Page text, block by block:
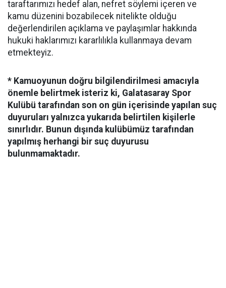
taraftarımızı hedef alan, nefret söylemi içeren ve
kamu düzenini bozabilecek nitelikte olduğu
değerlendirilen açıklama ve paylaşımlar hakkında
hukuki haklarımızı kararlılıkla kullanmaya devam
etmekteyiz.
* Kamuoyunun doğru bilgilendirilmesi amacıyla
önemle belirtmek isteriz ki, Galatasaray Spor
Kulübü tarafından son on gün içerisinde yapılan suç
duyuruları yalnızca yukarıda belirtilen kişilerle
sınırlıdır. Bunun dışında kulübümüz tarafından
yapılmış herhangi bir suç duyurusu
bulunmamaktadır.